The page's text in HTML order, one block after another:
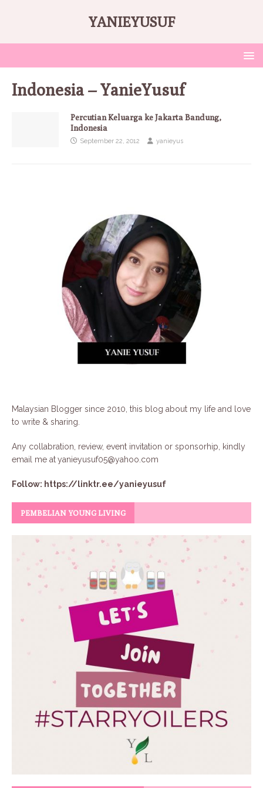
YANIEYUSUF
Indonesia – YanieYusuf
Percutian Keluarga ke Jakarta Bandung,
Indonesia
September 22, 2012 yanieyus
Malaysian Blogger since 2010, this blog about my life and love
to write & sharing.
Any collabration, review, event invitation or sponsorhip, kindly
email me atyanieyusuf05@yahoo.com
Follow: https://linktr.ee/yanieyusuf
PEMBELIAN YOUNG LIVING